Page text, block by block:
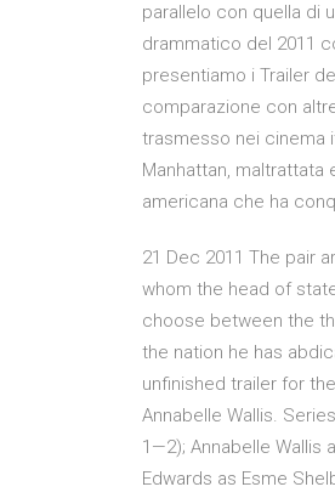
parallelo con quella di
drammatico del 2011
presentiamo i Trailer
comparazione con
trasmesso nei cinema
Manhattan, maltrattata
americana che ha
21 Dec 2011 The pair
whom the head of
choose between the
the nation he has
unfinished trailer for
Annabelle Wallis.
1—2); Annabelle Wallis
Edwards as Esme